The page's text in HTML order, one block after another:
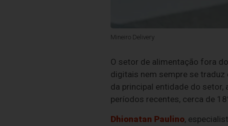
Mineiro Delivery
O setor de alimentação fora
digitais nem sempre se
da principal entidade do setor,
períodos recentes, cerca de
Dhionatan Paulino,